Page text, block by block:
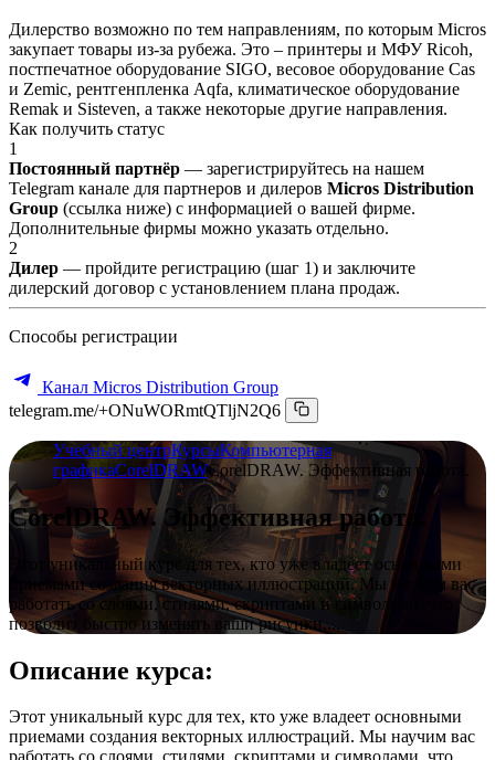
Дилерство возможно по тем направлениям, по которым Micros
закупает товары из-за рубежа. Это – принтеры и МФУ Ricoh,
постпечатное оборудование SIGO, весовое оборудование Cas
и Zemic, рентгенпленка Aqfa, климатическое оборудование
Remak и Sisteven, а также некоторые другие направления.
Как получить статус
1
Постоянный партнёр — зарегистрируйтесь на нашем
Telegram канале для партнеров и дилеров Micros Distribution
Group (ссылка ниже) с информацией о вашей фирме.
Дополнительные фирмы можно указать отдельно.
2
Дилер — пройдите регистрацию (шаг 1) и заключите
дилерский договор с установлением плана продаж.
Способы регистрации
Канал Micros Distribution Group
telegram.me/+ONuWORmtQTljN2Q6
Учебный центрКурсыКомпьютерная
графикаCorelDRAWCorelDRAW. Эффективная работа.
CorelDRAW. Эффективная работа.
Этот уникальный курс для тех, кто уже владеет основными
приемами создания векторных иллюстраций. Мы научим вас
работать со слоями, стилями, скриптами и символами, что
позволит быстро изменять ваши рисунки,...
Описание курса:
Этот уникальный курс для тех, кто уже владеет основными
приемами создания векторных иллюстраций. Мы научим вас